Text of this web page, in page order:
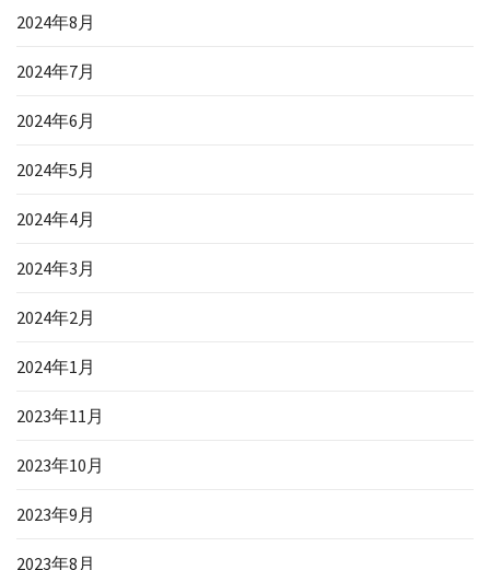
2024年8月
2024年7月
2024年6月
2024年5月
2024年4月
2024年3月
2024年2月
2024年1月
2023年11月
2023年10月
2023年9月
2023年8月